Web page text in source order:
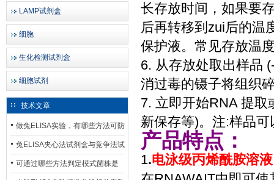
LAMP试剂盒
细胞
生化检测试剂盒
细胞试剂
技术文章
做兔ELISA实验，有哪些方法可防
止平台效应发生？
兔ELISA夹心法试剂盒与竞争法试
剂盒，适用检测场景存在哪些差
可通过哪些方法判定模式菌株是
长存放时间，如果要
后再转移到zui后的
保护液。常见存放温
6. 从存放处取出样品
消过毒的镊子将组织
7. 立即开始RNA 提
新保存等)。注:样品
产品特点：
1.电泳级丙烯酰胺溶